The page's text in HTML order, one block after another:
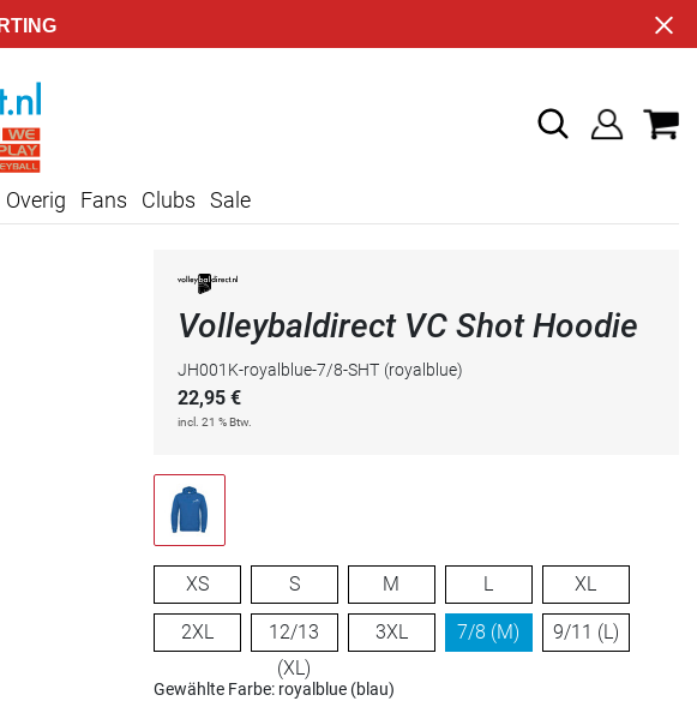
Overig Fans Clubs Sale
Volleybaldirect VC Shot Hoodie
JH001K-royalblue-7/8-SHT (royalblue)
22,95 €
incl. 21 % Btw.
XS S M L XL
2XL
12/13
(XL)
3XL 7/8 (M) 9/11 (L)
Gewählte Farbe: royalblue (blau)